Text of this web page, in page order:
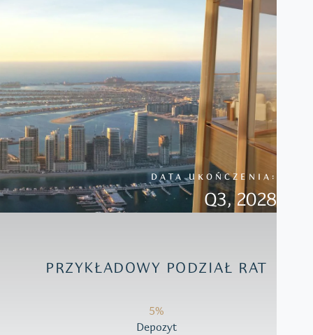
DATA UKOŃCZENIA:
Q3, 2028
PRZYKŁADOWY PODZIAŁ RAT
5%
Depozyt